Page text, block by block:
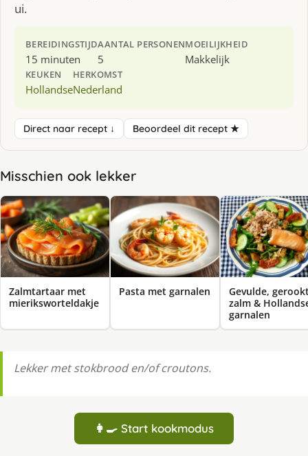
ui.
BEREIDINGSTIJD
15 minuten
AANTAL PERSONEN
5
MOEILIJKHEID
Makkelijk
KEUKEN
Hollandse
HERKOMST
Nederland
Direct naar recept ↓ Beoordeel dit recept ★
Misschien ook lekker
Zalmtartaar met
mieriksworteldakje
Pasta met garnalen
Gevulde,
zalm &
garnalen
Lekker met stokbrood en/of croutons.
👩‍🍳 Start kookmodus